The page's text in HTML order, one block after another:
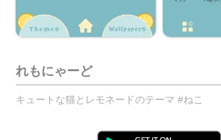
れもにゃーど
キュートな猫とレモネードのテーマ #ねこ